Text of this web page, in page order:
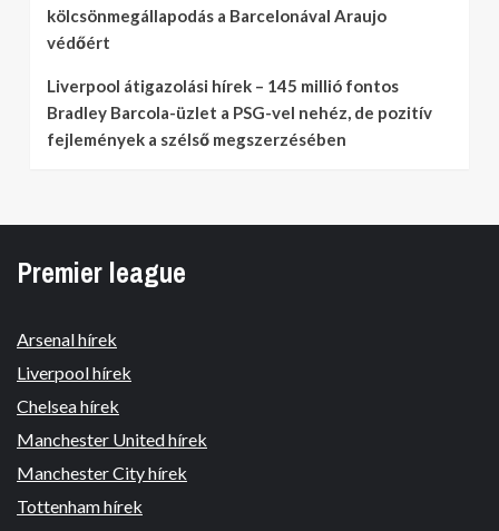
kölcsönmegállapodás a Barcelonával Araujo
védőért
Liverpool átigazolási hírek – 145 millió fontos
Bradley Barcola-üzlet a PSG-vel nehéz, de pozitív
fejlemények a szélső megszerzésében
Premier league
Arsenal hírek
Liverpool hírek
Chelsea hírek
Manchester United hírek
Manchester City hírek
Tottenham hírek